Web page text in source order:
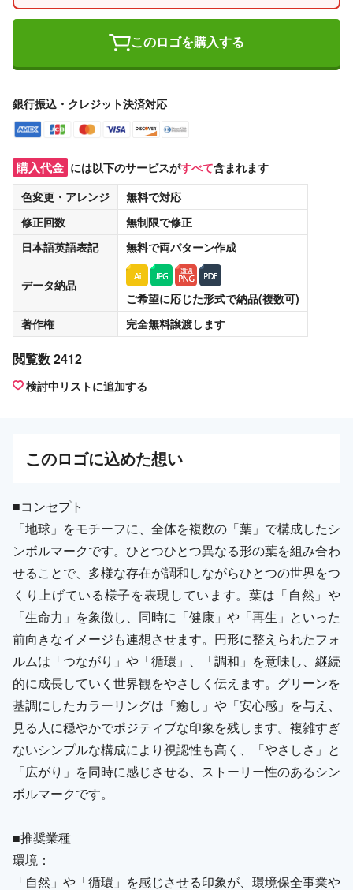
このロゴを購入する
銀行振込・クレジット決済対応
購入代金 には以下のサービスがすべて含まれます
色変更・アレンジ
無料で対応
修正回数
無制限で修正
日本語英語表記
無料で両パターン作成
データ納品
ご希望に応じた形式で納品(複数可)
著作権
完全無料譲渡します
閲覧数 2412
検討中リストに追加する
このロゴに込めた想い
■コンセプト
「地球」をモチーフに、全体を複数の「葉」で構成したシ
ンボルマークです。ひとつひとつ異なる形の葉を組み合わ
せることで、多様な存在が調和しながらひとつの世界をつ
くり上げている様子を表現しています。葉は「自然」や
「生命力」を象徴し、同時に「健康」や「再生」といった
前向きなイメージも連想させます。円形に整えられたフォ
ルムは「つながり」や「循環」、「調和」を意味し、継続
的に成長していく世界観をやさしく伝えます。グリーンを
基調にしたカラーリングは「癒し」や「安心感」を与え、
見る人に穏やかでポジティブな印象を残します。複雑すぎ
ないシンプルな構成により視認性も高く、「やさしさ」と
「広がり」を同時に感じさせる、ストーリー性のあるシン
ボルマークです。
■推奨業種
環境：
「自然」や「循環」を感じさせる印象が、環境保全事業や